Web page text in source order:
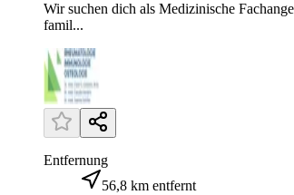
Wir suchen dich als Medizinische
famil...
Entfernung
56,8 km entfernt